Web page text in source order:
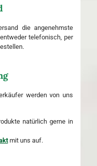
die angenehmste
telefonisch, per
werden von uns
natürlich gerne in
mit uns auf.